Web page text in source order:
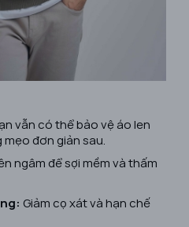
vẫn có thể bảo vệ áo len
đơn giản sau.
ngâm để sợi mềm và thấm
Giảm cọ xát và hạn chế